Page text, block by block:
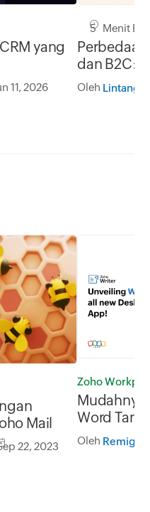
yang
11, 2026
5 Menit
dan B2C:
Oleh Lintang
Mail
22, 2023
Zoho
Mudahnya
Word
Writer
Oleh